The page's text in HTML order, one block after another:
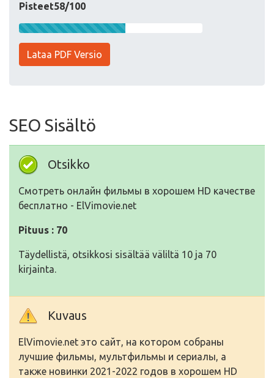
Pisteet58/100
Lataa PDF Versio
SEO Sisältö
Otsikko
Смотреть онлайн фильмы в хорошем HD качестве
бесплатно - ElVimovie.net
Pituus : 70
Täydellistä, otsikkosi sisältää väliltä 10 ja 70
kirjainta.
Kuvaus
ElVimovie.net это сайт, на котором собраны
лучшие фильмы, мультфильмы и сериалы, а
также новинки 2021-2022 годов в хорошем HD